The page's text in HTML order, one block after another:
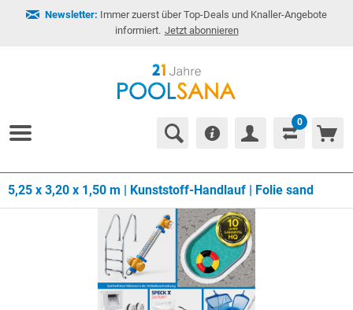
Newsletter: Immer zuerst über Top-Deals und Knaller-Angebote
informiert. Jetzt abonnieren
0
5,25 x 3,20 x 1,50 m | Kunststoff-Handlauf | Folie sand